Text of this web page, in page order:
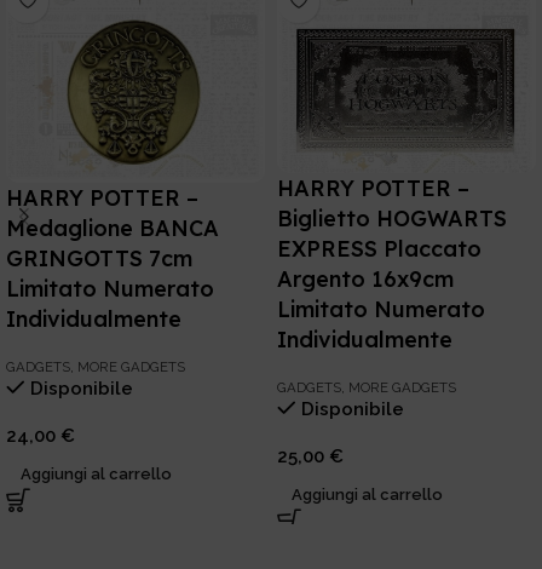
HARRY POTTER –
Medaglione BANCA
GRINGOTTS 7cm
Limitato Numerato
Individualmente
GADGETS, MORE GADGETS
Disponibile
24,00 €
Aggiungi al carrello
HARRY POTTER –
Biglietto HOGWARTS
EXPRESS Placcato
Argento 16x9cm
Limitato Numerato
Individualmente
GADGETS, MORE GADGETS
Disponibile
25,00 €
Aggiungi al carrello